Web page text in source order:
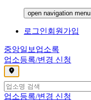
open navigation menu
로그인회원가입
중앙일보 업소록
업소등록/변경 신청
,
업소등록/변경 신청